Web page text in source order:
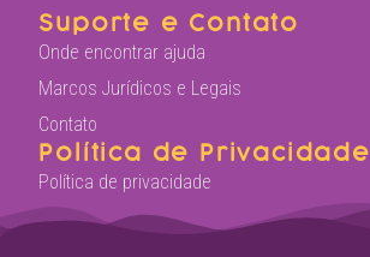
Suporte e Contato
Onde encontrar ajuda
Marcos Jurídicos e Legais
Contato
Política de Privacidade
Política de privacidade